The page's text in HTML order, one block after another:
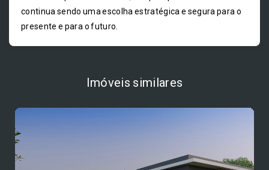
continua sendo uma escolha estratégica e segura para o
presente e para o futuro.
Imóveis similares